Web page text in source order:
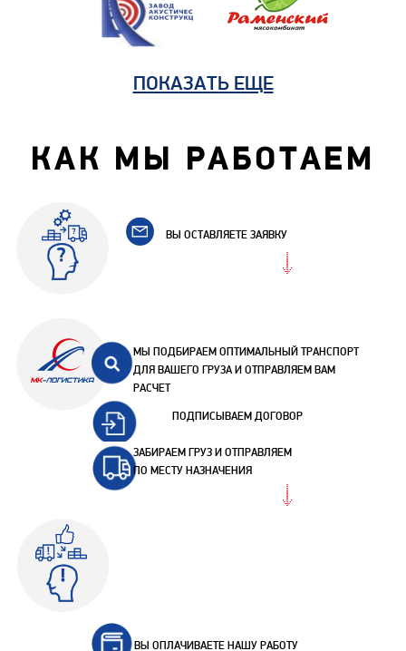
ПОКАЗАТЬ ЕЩЕ
КАК МЫ РАБОТАЕМ
ВЫ ОСТАВЛЯЕТЕ ЗАЯВКУ
МЫ ПОДБИРАЕМ ОПТИМАЛЬНЫЙ ТРАНСПОРТ
ДЛЯ ВАШЕГО ГРУЗА И ОТПРАВЛЯЕМ ВАМ
РАСЧЕТ
ПОДПИСЫВАЕМ ДОГОВОР
ЗАБИРАЕМ ГРУЗ И ОТПРАВЛЯЕМ
ПО МЕСТУ НАЗНАЧЕНИЯ
ВЫ ОПЛАЧИВАЕТЕ НАШУ РАБОТУ